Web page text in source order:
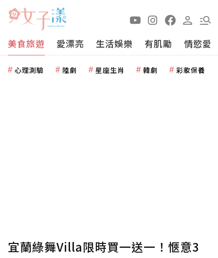
美食旅遊 愛漂亮 生活娛樂 有肌勵 情慾愛
心理測驗 陸劇 星座生肖 韓劇 彩妝保養
宜蘭綠舞Villa限時買一送一！愜意3